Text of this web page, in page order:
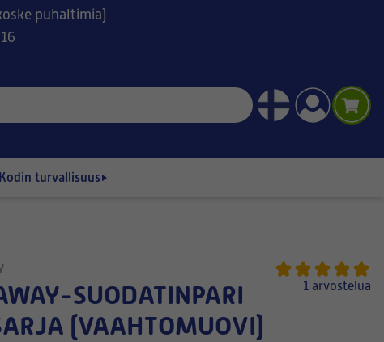
puhaltimia)
Kodin turvallisuus
(VAAHTOMUOVI)
1 arvostelua